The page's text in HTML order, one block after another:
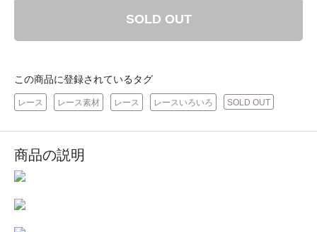
SOLD OUT
この商品に登録されているタグ
レース レース素材 レース レースいろいろ SOLD OUT
商品の説明